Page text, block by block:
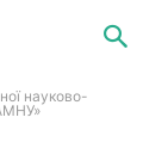
науково-